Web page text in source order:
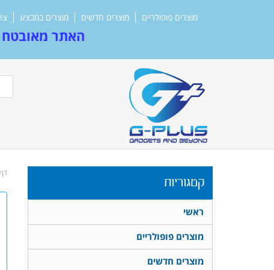
מוצרים פופולריים מוצרים חדשים מוצרים במבצע
האתר
קטגוריות
ראשי
מוצרים פופולריים
מוצרים חדשים